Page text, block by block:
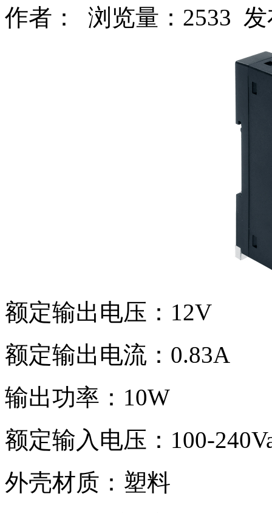
作者： 浏览量：2533
额定输出电压：12V
额定输出电流：0.83A
输出功率：10W
额定输入电压：100-
外壳材质：塑料